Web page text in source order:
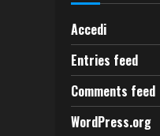
Accedi
Entries feed
Comments feed
WordPress.org